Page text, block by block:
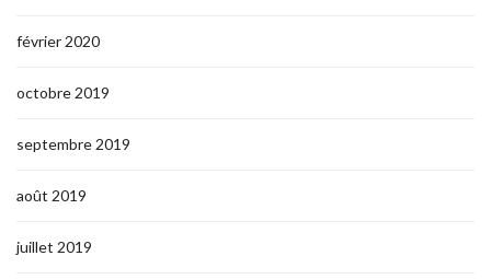
février 2020
octobre 2019
septembre 2019
août 2019
juillet 2019